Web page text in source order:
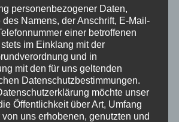
Sale!
Sale!
Ursprünglicher
Preis
war:
450,00 €
Preis
ist:
360,00 €.
personenbezogener Daten,
Namens, der Anschrift, E-Mail-
einer betroffenen
im Einklang mit der
und in
mit den für uns geltenden
Datenschutzbestimmungen.
möchte unser
Öffentlichkeit über Art, Umfang
uns erhobenen, genutzten und